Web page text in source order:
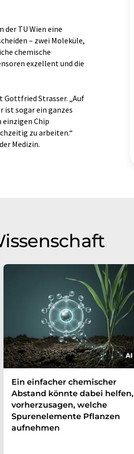
der TU Wien eine
– zwei Moleküle,
chemische
exzellent und die
Gottfried Strasser. „Auf
ist sogar ein ganzes
einzigen Chip
zu arbeiten.“
Medizin.
Ein einfacher chemischer
Abstand könnte dabei helfen,
vorherzusagen, welche
Spurenelemente Pflanzen
aufnehmen